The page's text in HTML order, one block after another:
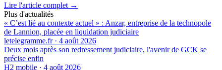
Lire l'article complet →
Plus d'actualités
« C’est lié au contexte actuel » : Anzar, entreprise de la technopole
de Lannion, placée en liquidation judiciaire
letelegramme.fr· 4 août 2026
Deux mois après son redressement judiciaire, l'avenir de GCK se
précise enfin
H2 mobile · 4 août 2026